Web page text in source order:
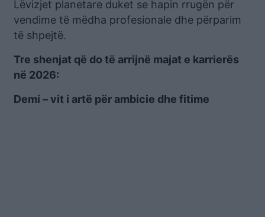
Lëvizjet planetare duket se hapin rrugën për
vendime të mëdha profesionale dhe përparim
të shpejtë.
Tre shenjat që do të arrijnë majat e karrierës
në 2026:
Demi – vit i artë për ambicie dhe fitime